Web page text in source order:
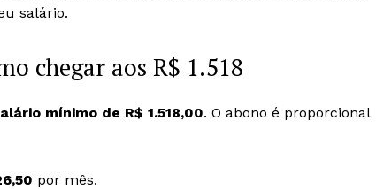
salário.
chegar aos R$ 1.518
mínimo de R$ 1.518,00. O abono é proporcional
por mês.